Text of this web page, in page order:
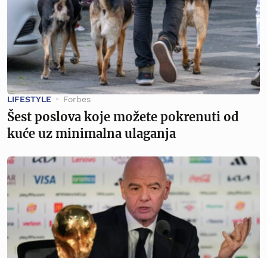
LIFESTYLE Forbes
Šest poslova koje možete pokrenuti od
kuće uz minimalna ulaganja